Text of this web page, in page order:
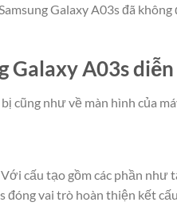
Galaxy A03s đã
Galaxy A03s
cũng như về màn hình của
cấu tạo gồm các phần như
vai trò hoàn thiện kết